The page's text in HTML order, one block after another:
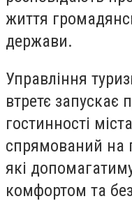
життя
держави.
Управління
втретє запускає
гостинності
спрямований на
які
комфортом та